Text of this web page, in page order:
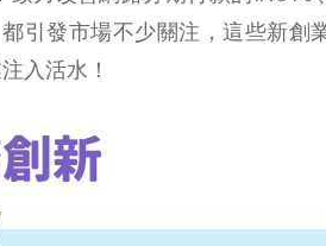
引發市場不少關注，這些新創
入活水！